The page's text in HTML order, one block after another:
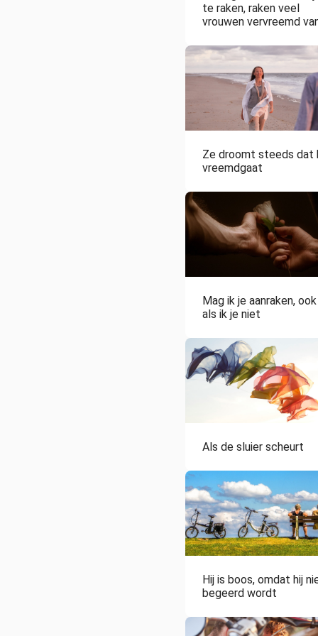
te raken, raken veel
vrouwen vervreemd
Ze droomt steeds dat
vreemdgaat
Mag ik je aanraken, ook
als ik je niet
Als de sluier scheurt
Hij is boos, omdat hij
begeerd wordt